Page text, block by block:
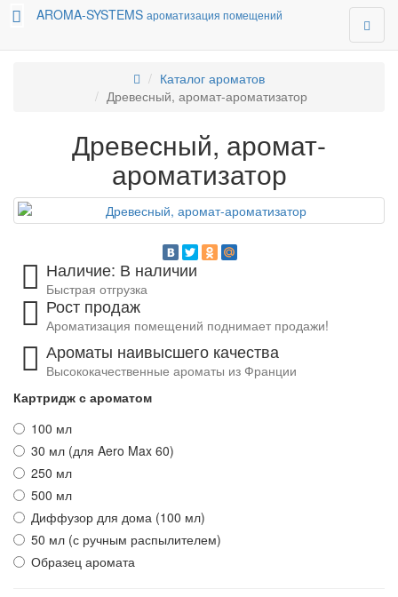
AROMA-SYSTEMS ароматизация помещений
Каталог ароматов
Древесный, аромат-ароматизатор
Древесный, аромат-
ароматизатор
Наличие: В наличии
Быстрая отгрузка
Рост продаж
Ароматизация помещений поднимает продажи!
Ароматы наивысшего качества
Высококачественные ароматы из Франции
Картридж с ароматом
100 мл
30 мл (для Aero Max 60)
250 мл
500 мл
Диффузор для дома (100 мл)
50 мл (с ручным распылителем)
Образец аромата